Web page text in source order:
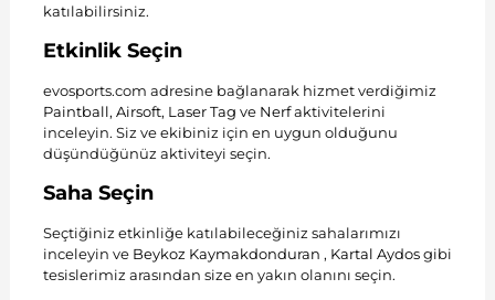
katılabilirsiniz.
Etkinlik Seçin
evosports.com adresine bağlanarak hizmet verdiğimiz
Paintball, Airsoft, Laser Tag ve Nerfaktivitelerini
inceleyin. Siz ve ekibiniz için en uygun olduğunu
düşündüğünüz aktiviteyi seçin.
Saha Seçin
Seçtiğiniz etkinliğe katılabileceğiniz sahalarımızı
inceleyin ve Beykoz Kaymakdonduran , Kartal Aydosgibi
tesislerimiz arasından size en yakın olanını seçin.